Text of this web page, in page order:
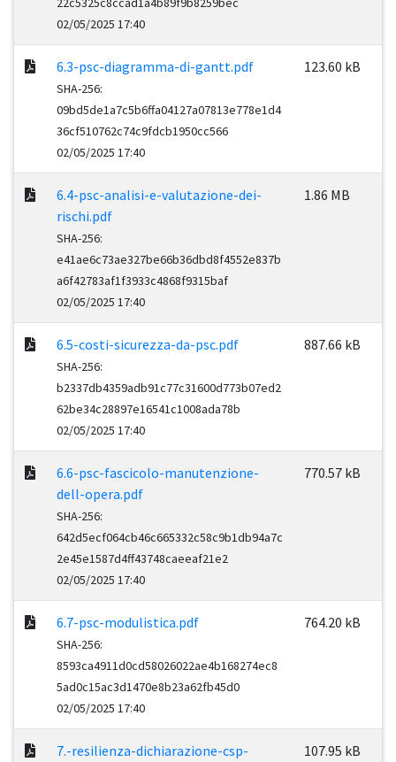
02/05/2025 17:40
6.3-psc-diagramma-di-gantt.pdf
SHA-256:
09bd5de1a7c5b6ffa04127a07813e778e1d4
36cf510762c74c9fdcb1950cc566
02/05/2025 17:40
123.60 kB
6.4-psc-analisi-e-valutazione-dei-
rischi.pdf
SHA-256:
e41ae6c73ae327be66b36dbd8f4552e837b
a6f42783af1f3933c4868f9315baf
02/05/2025 17:40
1.86 MB
6.5-costi-sicurezza-da-psc.pdf
SHA-256:
b2337db4359adb91c77c31600d773b07ed2
62be34c28897e16541c1008ada78b
02/05/2025 17:40
887.66 kB
6.6-psc-fascicolo-manutenzione-
dell-opera.pdf
SHA-256:
642d5ecf064cb46c665332c58c9b1db94a7c
2e45e1587d4ff43748caeeaf21e2
02/05/2025 17:40
770.57 kB
6.7-psc-modulistica.pdf
SHA-256:
8593ca4911d0cd58026022ae4b168274ec8
5ad0c15ac3d1470e8b23a62fb45d0
02/05/2025 17:40
764.20 kB
7.-resilienza-dichiarazione-csp-
107.95 kB